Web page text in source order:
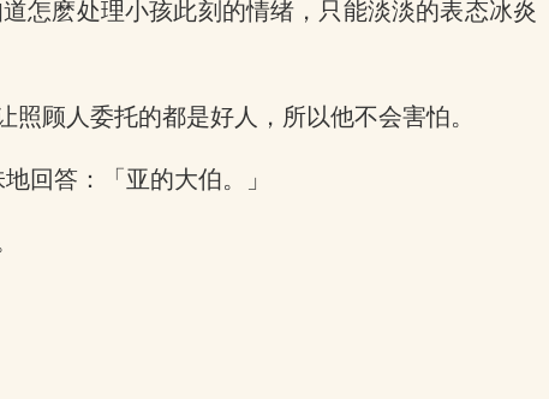
怎麽处理小孩此刻的情绪，只能淡淡的表态冰炎
顾人委托的都是好人，所以他不会害怕。
回答：「亚的大伯。」